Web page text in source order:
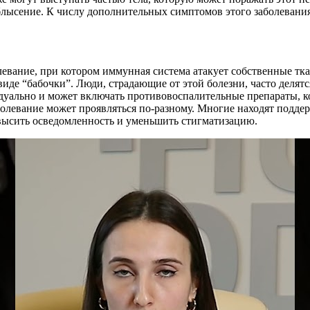
К числу дополнительных симптомов этого
при котором иммунная система атакует собственные
“бабочки”. Люди, страдающие от этой болезни, часто
и может включать противовоспалительные
может проявляться по-разному. Многие находят
осведомленность и уменьшить стигматизацию.